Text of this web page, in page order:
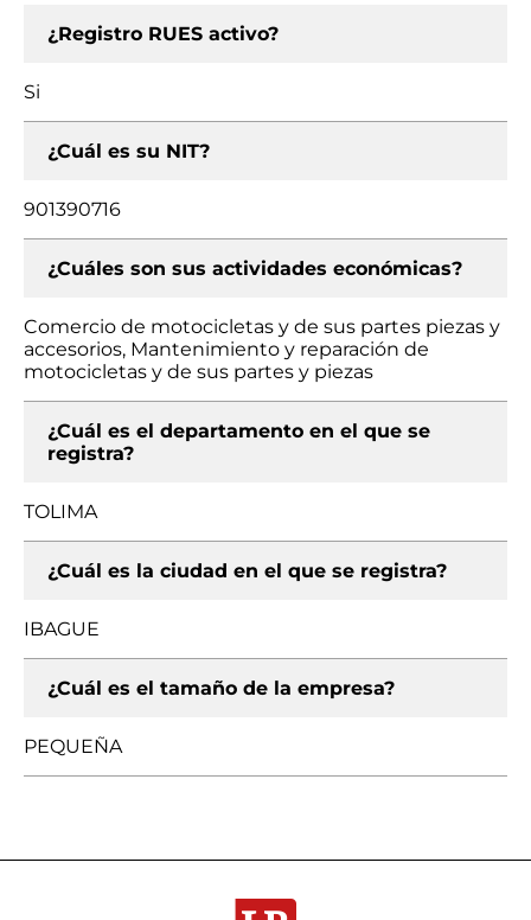
¿Registro RUES activo?
Si
¿Cuál es su NIT?
901390716
¿Cuáles son sus actividades económicas?
Comercio de motocicletas y de sus partes piezas y
accesorios, Mantenimiento y reparación de
motocicletas y de sus partes y piezas
¿Cuál es el departamento en el que se
registra?
TOLIMA
¿Cuál es la ciudad en el que se registra?
IBAGUE
¿Cuál es el tamaño de la empresa?
PEQUEÑA